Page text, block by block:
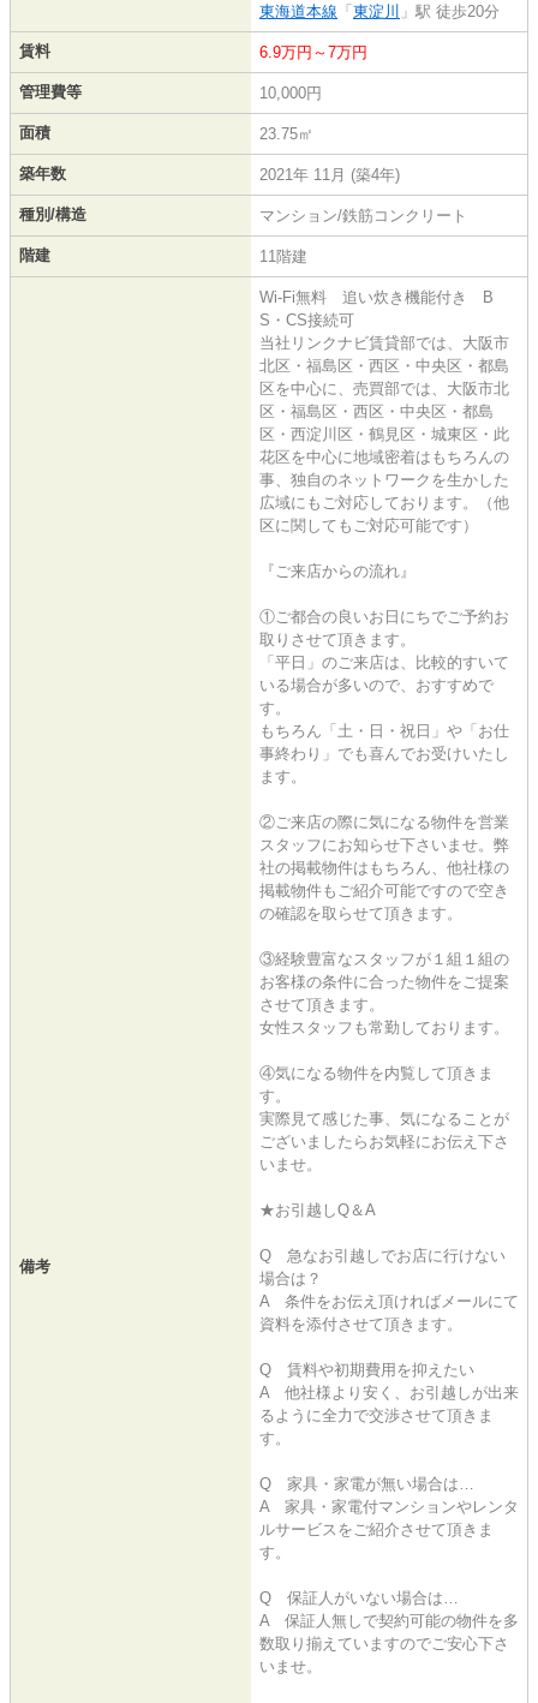
東海道本線 「 東淀川 」駅 徒歩20分
賃料 6.9万円～7万円
管理費等 10,000円
面積 23.75㎡
築年数 2021年 11月 (築4年)
種別/構造 マンション/鉄筋コンクリート
階建 11階建
備考
Wi-Fi無料 追い炊き機能付き B
S・CS接続可
当社リンクナビ賃貸部では、大阪市
北区・福島区・西区・中央区・都島
区を中心に、売買部では、大阪市北
区・福島区・西区・中央区・都島
区・西淀川区・鶴見区・城東区・此
花区を中心に地域密着はもちろんの
事、独自のネットワークを生かした
広域にもご対応しております。（他
区に関してもご対応可能です）
『ご来店からの流れ』
①ご都合の良いお日にちでご予約お
取りさせて頂きます。
「平日」のご来店は、比較的すいて
いる場合が多いので、おすすめで
す。
もちろん「土・日・祝日」や「お仕
事終わり」でも喜んでお受けいたし
ます。
②ご来店の際に気になる物件を営業
スタッフにお知らせ下さいませ。弊
社の掲載物件はもちろん、他社様の
掲載物件もご紹介可能ですので空き
の確認を取らせて頂きます。
③経験豊富なスタッフが１組１組の
お客様の条件に合った物件をご提案
させて頂きます。
女性スタッフも常勤しております。
④気になる物件を内覧して頂きま
す。
実際見て感じた事、気になることが
ございましたらお気軽にお伝え下さ
いませ。
★お引越しQ＆A
Q 急なお引越しでお店に行けない
場合は？
A 条件をお伝え頂ければメールにて
資料を添付させて頂きます。
Q 賃料や初期費用を抑えたい
A 他社様より安く、お引越しが出来
るように全力で交渉させて頂きま
す。
Q 家具・家電が無い場合は…
A 家具・家電付マンションやレンタ
ルサービスをご紹介させて頂きま
す。
Q 保証人がいない場合は…
A 保証人無しで契約可能の物件を多
数取り揃えていますのでご安心下さ
いませ。